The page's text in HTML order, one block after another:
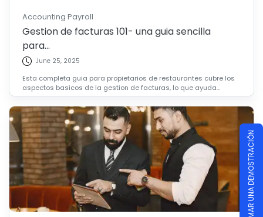
Accounting Payroll
Gestion de facturas 101- una guia sencilla
para...
June 25, 2025
Esta completa guia para propietarios de restaurantes cubre los
aspectos basicos de la gestion de facturas, lo que ayuda...
PROGRAMAR UNA DEMOSTRACIÓN